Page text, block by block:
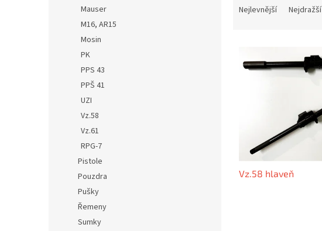
Mauser
M16, AR15
Mosin
PK
PPS 43
PPŠ 41
UZI
Vz.58
Vz.61
RPG-7
Pistole
Pouzdra
Pušky
Řemeny
Sumky
Nejlevnější Nejdražší
Vz.58 hlaveň